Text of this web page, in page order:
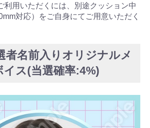
用いただくには、別途クッション中
対応）をご自身にてご用意いただく
者名前入りオリジナルメ
イス(当選確率:4%)